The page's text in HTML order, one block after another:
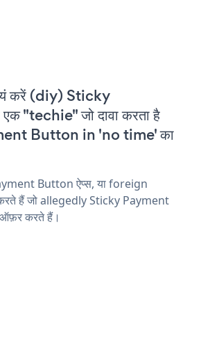
करें (diy) Sticky
"techie" जो दावा करता है
Button in 'no time' का
Button ऐप्स, या foreign
हैं जो allegedly Sticky Payment
करते हैं।